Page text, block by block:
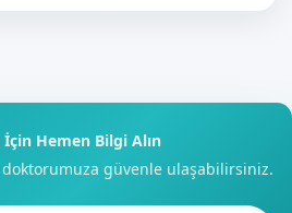
Hemen Bilgi Alın
güvenle ulaşabilirsiniz.